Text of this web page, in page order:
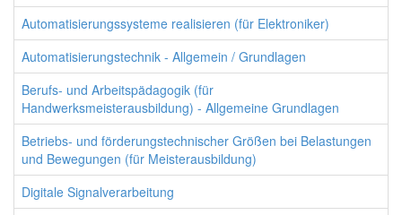
Automatisierungssysteme realisieren (für Elektroniker)
Automatisierungstechnik - Allgemein / Grundlagen
Berufs- und Arbeitspädagogik (für
Handwerksmeisterausbildung) - Allgemeine Grundlagen
Betriebs- und förderungstechnischer Größen bei Belastungen
und Bewegungen (für Meisterausbildung)
Digitale Signalverarbeitung